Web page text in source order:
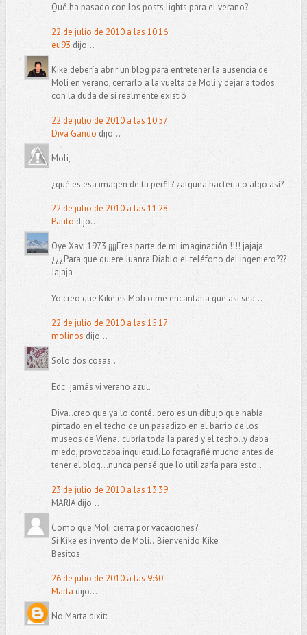
Qué ha pasado con los posts lights para el verano?
22 de julio de 2010 a las 10:16
eu93 dijo...
Kike debería abrir un blog para entretener la ausencia de
Moli en verano, cerrarlo a la vuelta de Moli y dejar a todos
con la duda de si realmente existió
22 de julio de 2010 a las 10:57
Diva Gando dijo...
Moli,
¿qué es esa imagen de tu perfil? ¿alguna bacteria o algo así?
22 de julio de 2010 a las 11:28
Patito dijo...
Oye Xavi 1973 ¡¡¡¡Eres parte de mi imaginación !!!! jajaja
¿¿¿Para que quiere Juanra Diablo el teléfono del ingeniero???
Jajaja
Yo creo que Kike es Moli o me encantaría que así sea...
22 de julio de 2010 a las 15:17
molinos dijo...
Solo dos cosas..
Edc..jamás vi verano azul.
Diva..creo que ya lo conté..pero es un dibujo que había
pintado en el techo de un pasadizo en el barrio de los
museos de Viena..cubría toda la pared y el techo..y daba
miedo, provocaba inquietud. Lo fotagrafié mucho antes de
tener el blog...nunca pensé que lo utilizaría para esto..
23 de julio de 2010 a las 13:39
MARIA dijo...
Como que Moli cierra por vacaciones?
Si Kike es invento de Moli...Bienvenido Kike
Besitos
26 de julio de 2010 a las 9:30
Marta dijo...
No Marta dixit: